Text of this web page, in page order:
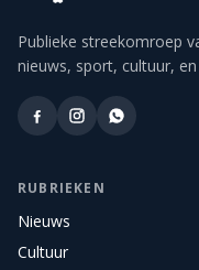
Publieke streekomroep
nieuws, sport, cultuur,
RUBRIEKEN
Nieuws
Cultuur